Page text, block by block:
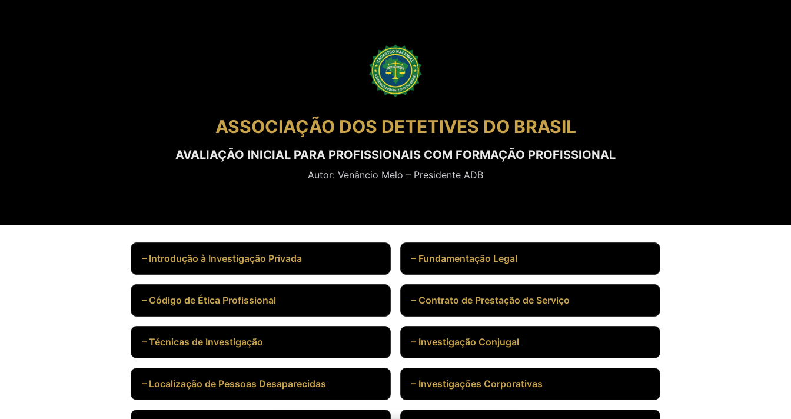
ASSOCIAÇÃO DOS DETETIVES DO BRASIL
AVALIAÇÃO INICIAL PARA PROFISSIONAIS COM FORMAÇÃO PROFISSIONAL
Autor: Venâncio Melo – Presidente ADB
– Introdução à Investigação Privada – Fundamentação Legal
– Código de Ética Profissional – Contrato de Prestação de Serviço
– Técnicas de Investigação – Investigação Conjugal
– Localização de Pessoas Desaparecidas – Investigações Corporativas